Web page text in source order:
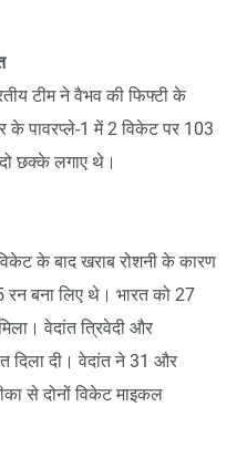
टीम ने वैभव की फिफ्टी के
पावरप्ले-1 में 2 विकेट पर 103
छक्के लगाए थे।
के बाद खराब रोशनी के कारण
बना लिए थे। भारत को 27
वेदांत त्रिवेदी और
दिला दी। वेदांत ने 31 और
से दोनों विकेट माइकल